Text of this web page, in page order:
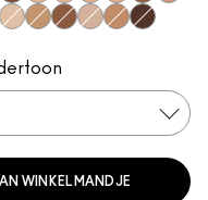
NC17NW18NW22NC27NC47NW30
WINKELMANDJE